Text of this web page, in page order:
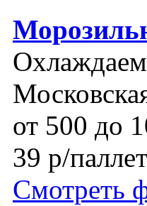
от 500 до
39 р/
Смотреть